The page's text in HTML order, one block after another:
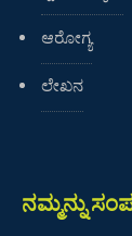
ಆರೋಗ್ಯ
ಲೇಖನ
ನಮ್ಮನ್ನು